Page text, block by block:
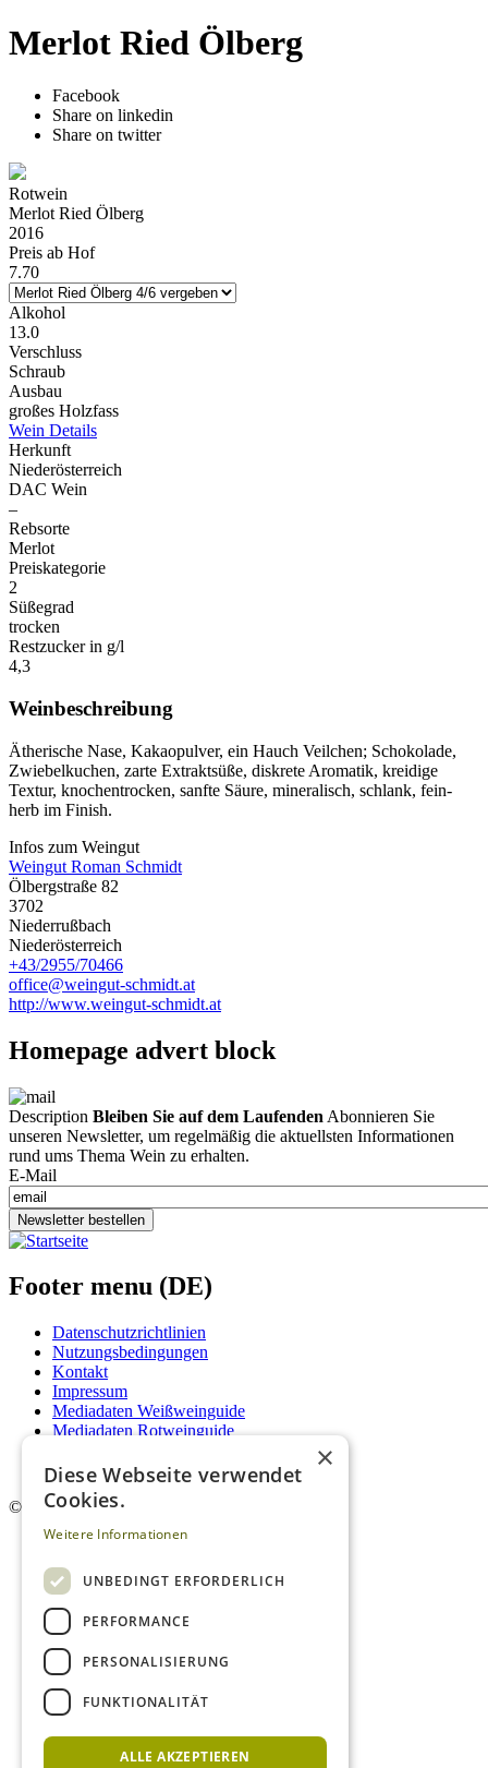
Merlot Ried Ölberg
Facebook
Share on linkedin
Share on twitter
Rotwein
Merlot Ried Ölberg
2016
Preis ab Hof
7.70
Alkohol
13.0
Verschluss
Schraub
Ausbau
großes Holzfass
Wein Details
Herkunft
Niederösterreich
DAC Wein
–
Rebsorte
Merlot
Preiskategorie
2
Süßegrad
trocken
Restzucker in g/l
4,3
Weinbeschreibung
Ätherische Nase, Kakaopulver, ein Hauch Veilchen; Schokolade,
Zwiebelkuchen, zarte Extraktsüße, diskrete Aromatik, kreidige
Textur, knochentrocken, sanfte Säure, mineralisch, schlank, fein-
herb im Finish.
Infos zum Weingut
Weingut Roman Schmidt
Ölbergstraße 82
3702
Niederrußbach
Niederösterreich
+43/2955/70466
office@weingut-schmidt.at
http://www.weingut-schmidt.at
Homepage advert block
Description Bleiben Sie auf dem Laufenden Abonnieren Sie
unseren Newsletter, um regelmäßig die aktuellsten Informationen
rund ums Thema Wein zu erhalten.
E-Mail
Newsletter bestellen
Footer menu (DE)
Datenschutzrichtlinien
Nutzungsbedingungen
Kontakt
Impressum
Mediadaten Weißweinguide
Mediadaten Rotweinguide
Newsletter
© 2026. Alle Rechte vorbehalten.
×
Diese Webseite verwendet
Cookies.
Weitere Informationen
UNBEDINGT ERFORDERLICH
PERFORMANCE
PERSONALISIERUNG
FUNKTIONALITÄT
ALLE AKZEPTIEREN